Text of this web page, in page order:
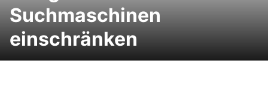
Suchmaschinen
einschränken